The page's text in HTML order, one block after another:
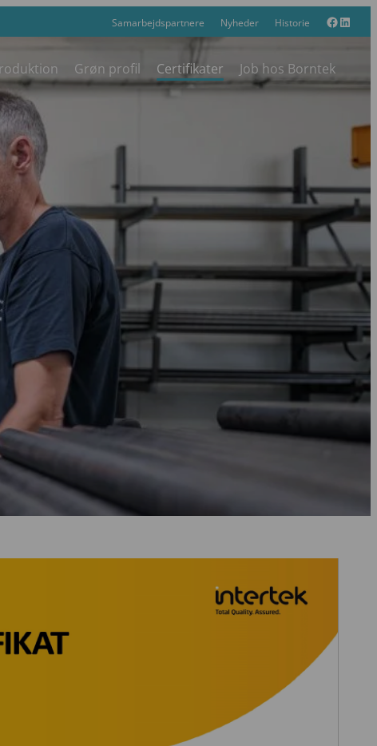
Samarbejdspartnere Nyheder Historie
Grøn profil Certifikater Job hos Borntek